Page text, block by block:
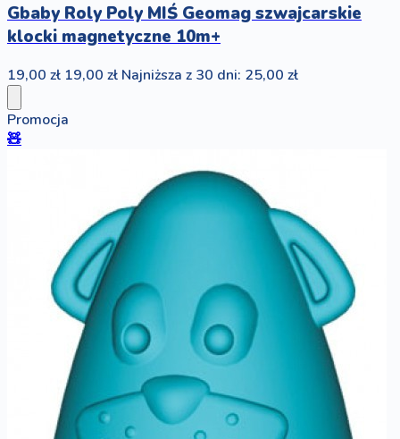
Gbaby Roly Poly MIŚ Geomag szwajcarskie
klocki magnetyczne 10m+
19,00 zł 19,00 zł Najniższa z 30 dni: 25,00 zł
Promocja
🧸